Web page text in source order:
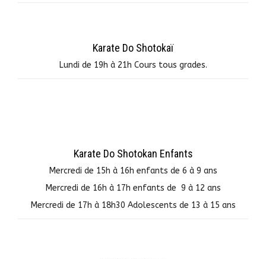
Karate Do Shotokaï
Lundi de 19h à 21h Cours tous grades.
Karate Do Shotokan Enfants
Mercredi de 15h à 16h enfants de 6 à 9 ans
Mercredi de 16h à 17h enfants de 9 à 12 ans
Mercredi de 17h à 18h30 Adolescents de 13 à 15 ans